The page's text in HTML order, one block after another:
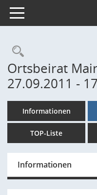
Toggle navigation
Ortsbeirat
27.09.2011 -
Informationen
TOP-Liste
Informationen